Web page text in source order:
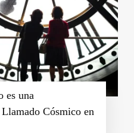
es una
Cósmico en